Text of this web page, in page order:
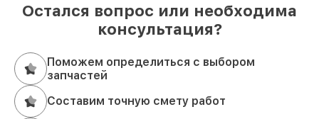
Остался вопрос или необходима
консультация?
Поможем определиться с выбором
запчастей
Составим точную смету работ